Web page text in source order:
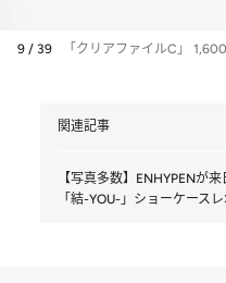
9 / 39 「クリアファイルC」 1,600
関連記事
【写真多数】ENHYPENが
「結-YOU-」ショーケースレ